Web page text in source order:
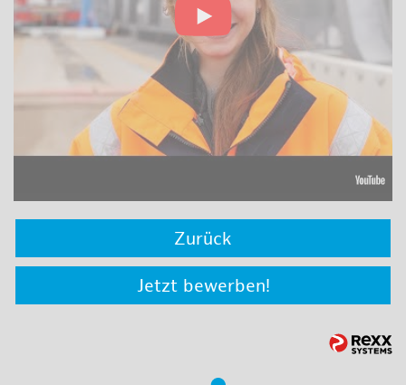
Zurück
Jetzt bewerben!